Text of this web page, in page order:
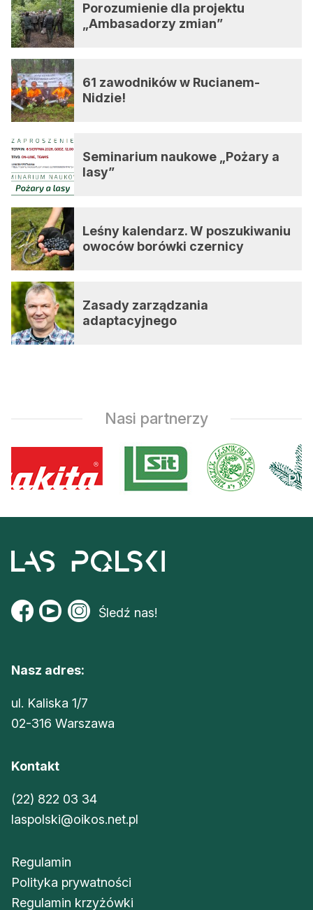
Porozumienie dla projektu
„Ambasadorzy zmian”
61 zawodników w Rucianem-
Nidzie!
Seminarium naukowe „Pożary a
lasy”
Leśny kalendarz. W poszukiwaniu
owoców borówki czernicy
Zasady zarządzania
adaptacyjnego
Nasi partnerzy
Śledź nas!
Nasz adres:
ul. Kaliska 1/7
02-316 Warszawa
Kontakt
(22) 822 03 34
laspolski@oikos.net.pl
Regulamin
Polityka prywatności
Regulamin krzyżówki